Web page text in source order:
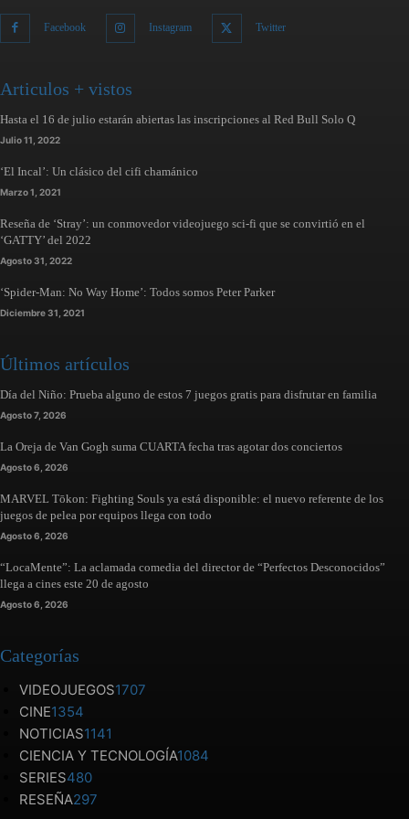
Facebook Instagram Twitter
Articulos + vistos
Hasta el 16 de julio estarán abiertas las inscripciones al Red Bull Solo Q
Julio 11, 2022
‘El Incal’: Un clásico del cifi chamánico
Marzo 1, 2021
Reseña de ‘Stray’: un conmovedor videojuego sci-fi que se convirtió en el
‘GATTY’ del 2022
Agosto 31, 2022
‘Spider-Man: No Way Home’: Todos somos Peter Parker
Diciembre 31, 2021
Últimos artículos
Día del Niño: Prueba alguno de estos 7 juegos gratis para disfrutar en familia
Agosto 7, 2026
La Oreja de Van Gogh suma CUARTA fecha tras agotar dos conciertos
Agosto 6, 2026
MARVEL Tōkon: Fighting Souls ya está disponible: el nuevo referente de los
juegos de pelea por equipos llega con todo
Agosto 6, 2026
“LocaMente”: La aclamada comedia del director de “Perfectos Desconocidos”
llega a cines este 20 de agosto
Agosto 6, 2026
Categorías
VIDEOJUEGOS1707
CINE1354
NOTICIAS1141
CIENCIA Y TECNOLOGÍA1084
SERIES480
RESEÑA297